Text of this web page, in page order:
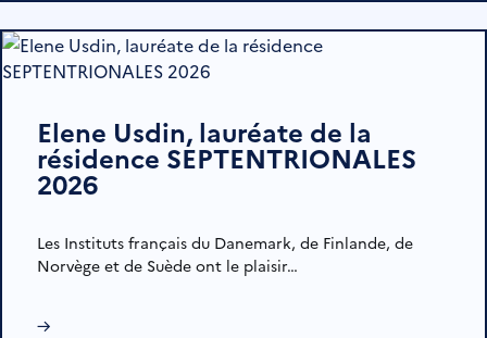
Elene Usdin, lauréate de la
résidence SEPTENTRIONALES
2026
Les Instituts français du Danemark, de Finlande, de
Norvège et de Suède ont le plaisir…
→